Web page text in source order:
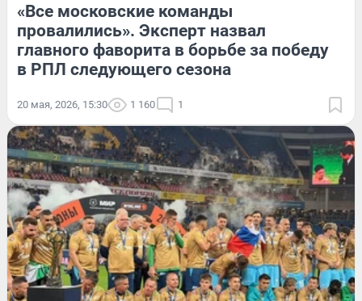
«Все московские команды
провалились». Эксперт назвал
главного фаворита в борьбе за победу
в РПЛ следующего сезона
20 мая, 2026, 15:30 1 160 1